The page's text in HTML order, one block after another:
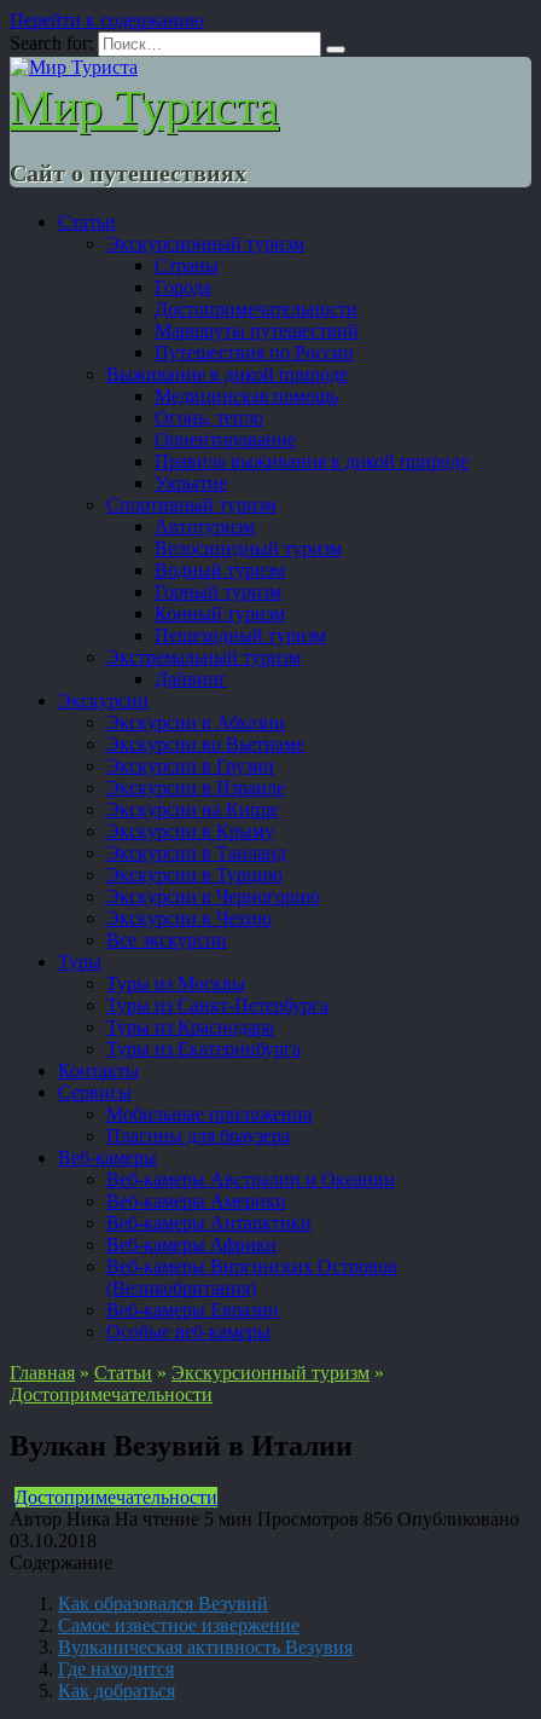
Перейти к содержанию
Search for:
Мир Туриста
Сайт о путешествиях
Статьи
Экскурсионный туризм
Страны
Города
Достопримечательности
Маршруты путешествий
Путешествия по России
Выживание в дикой природе
Медицинская помощь
Огонь, тепло
Ориентирование
Правила выживания в дикой природе
Укрытие
Спортивный туризм
Автотуризм
Велосипедный туризм
Водный туризм
Горный туризм
Конный туризм
Пешеходный туризм
Экстремальный туризм
Дайвинг
Экскурсии
Экскурсии в Абхазии
Экскурсии во Вьетнаме
Экскурсии в Грузии
Экскурсии в Израиле
Экскурсии на Кипре
Экскурсии в Крыму
Экскурсии в Таиланд
Экскурсии в Турцию
Экскурсии в Черногорию
Экскурсии в Чехию
Все экскурсии
Туры
Туры из Москвы
Туры из Санкт-Петербурга
Туры из Краснодара
Туры из Екатеринбурга
Контакты
Сервисы
Мобильные приложения
Плагины для браузера
Веб-камеры
Веб-камеры Австралии и Океании
Веб-камеры Америки
Веб-камеры Антарктики
Веб-камеры Африки
Веб-камеры Виргинских Островов
(Великобритания)
Веб-камеры Евразии
Особые веб-камеры
Главная » Статьи » Экскурсионный туризм »
Достопримечательности
Вулкан Везувий в Италии
Достопримечательности
Автор Ника На чтение 5 мин Просмотров 856 Опубликовано
03.10.2018
Содержание
Как образовался Везувий
Самое известное извержение
Вулканическая активность Везувия
Где находится
Как добраться